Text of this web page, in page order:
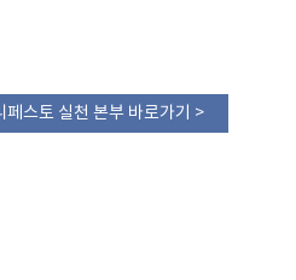
페스토 실천 본부 바로가기 >